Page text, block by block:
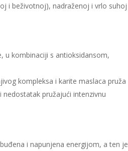
i beživotnoj), nadraženoj i vrlo suhoj
u kombinaciji s antioksidansom,
kompleksa i karite maslaca pruža
pružajući intenzivnu
i napunjena energijom, a ten je